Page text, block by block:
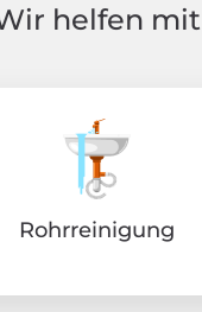
helfen mit
Rohrreinigung